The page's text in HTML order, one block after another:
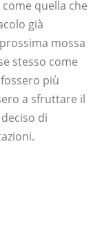
quella che
già
mossa
stesso come
più
a sfruttare il
di